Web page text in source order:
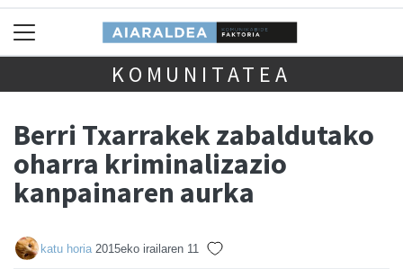
KOMUNITATEA
Berri Txarrakek zabaldutako
oharra kriminalizazio
kanpainaren aurka
katu horia 2015eko irailaren 11